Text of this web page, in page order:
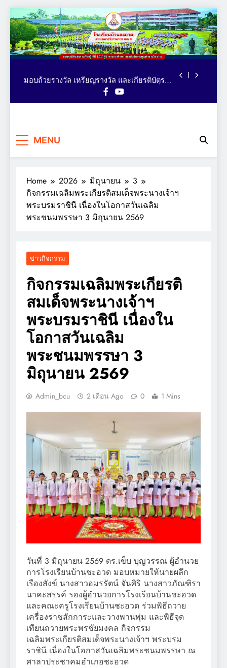
Skip
to
content
ตารางอาหารกลางวัน โรงเรียนบ้านชะอวด วัน
ที่ 3-7 สิงหาคม 2569
คณะผู้บริหาร เยี่ยม ติดตาม ให้กำลังใจ การจัด
กิจกรรมเทควันโด ของนักเรียนหลักสูตรภาษา
อังกฤษ MEP : Bancha-uat School
นักเรียนคว้าเหรียญรางวัล รายการ MATH
QUICK THAILAND CHAMPIONSHIP 2026
มอบถ้วยรางวัล เหรียญรางวัล และเกียรติบัตร
แก่นักเรียน รายการมหกรรมกีฬาวิชาการเพื่อ
การศึกษาระดับประเทศ VTEA V-UP+ SUPREME
ตารางอาหารกลางวัน โรงเรียนบ้านชะอวด วัน
ที่ 3-7 สิงหาคม 2569
อังกฤษ MEP : Bancha-uat School
นักเรียนคว้าเหรียญรางวัล รายการ MATH
QUICK THAILAND CHAMPIONSHIP 2026
ระดับประเทศ
มอบถ้วยรางวัล เหรียญรางวัล และเกียรติบัตร
การศึกษาระดับประเทศ VTEA V-UP+ SUPREME
KST LOGIC GAMES 2026
ตารางอาหารกลางวัน โรงเรียนบ้านชะอวด วัน
ที่ 3-7 สิงหาคม 2569
บ้านชะอวด
MENU
Home 2026 มิถุนายน
3
กิจกรรมเฉลิมพระเกียรติสมเด็จพระนางเจ้าฯ
พระบรมราชินี เนื่องในโอกาสวันเฉลิม
พระชนมพรรษา 3 มิถุนายน 2569
ข่าวกิจกรรม
กิจกรรมเฉลิมพระเกียรติ
สมเด็จพระนางเจ้าฯ
พระบรมราชินี เนื่องใน
โอกาสวันเฉลิม
พระชนมพรรษา 3
มิถุนายน 2569
Admin_bcu 2 เดือน Ago 0 1 Mins
วันที่ 3 มิถุนายน 2569 ดร.เข็บ บุญวรรณ ผู้อำนวย
การโรงเรียนบ้านชะอวด มอบหมายให้นายผลึก
เรืองสังข์ นางสาวอมรรัตน์ จันศิริ นางสาวภัณฑิรา
นาคะสรรค์ รองผู้อำนวยการโรงเรียนบ้านชะอวด
และคณะครูโรงเรียนบ้านชะอวด ร่วมพิธีถวาย
เครื่องราชสักการะและวางพานพุ่ม และพิธีจุด
เทียนถวายพระพรชัยมงคล กิจกรรม
เฉลิมพระเกียรติสมเด็จพระนางเจ้าฯ พระบรม
ราชินี เนื่องในโอกาสวันเฉลิมพระชนมพรรษา ณ
ศาลาประชาคมอำเภอชะอวด